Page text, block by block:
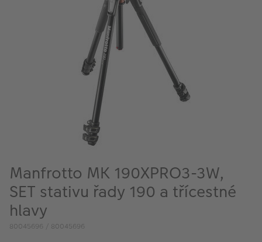
Akce a slevy
Fotoprodukty
Manfrotto MK 190XPRO3-3W,
SET stativu řady 190 a třícestné
hlavy
80045696 / 80045696